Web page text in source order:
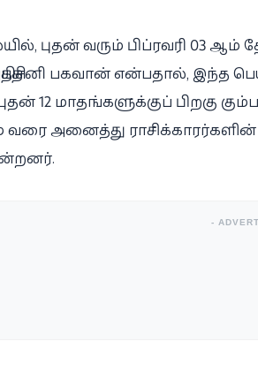
புதன் வரும் பிப்ரவரி 03 ஆம்
சனி பகவான் என்பதால், இந்த
புதன் 12 மாதங்களுக்குப் பிறகு
அனைத்து
-